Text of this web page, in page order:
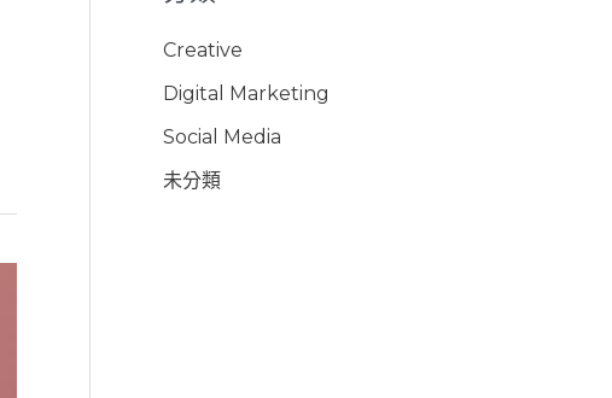
Creative
Digital Marketing
Social Media
未分類